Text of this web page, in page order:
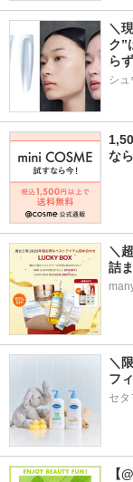
＼
ク”
ら
シュ
な
＼
詰
＼
フ
セタ
【